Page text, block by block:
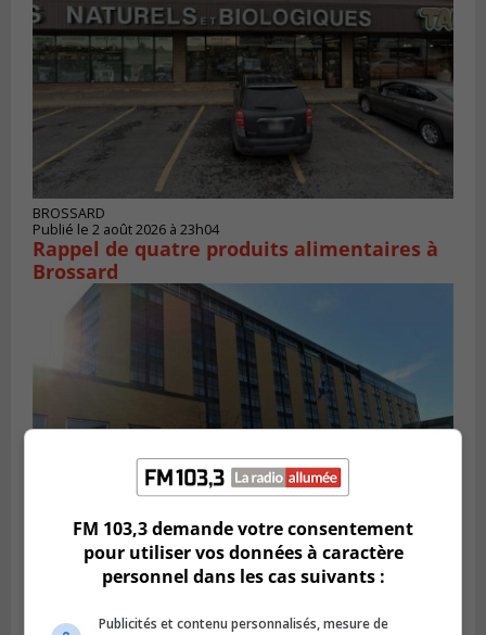
BROSSARD
Publié le 2 août 2026 à 23h04
Rappel de quatre produits alimentaires à
Brossard
GREENFIELD PARK
Publié le 31 juillet 2026 à 16h45
Des firmes de Longueuil vont participer
aux méga-travaux de l’hôpital Charles-
FM 103,3 demande votre consentement
pour utiliser vos données à caractère
personnel dans les cas suivants :
Publicités et contenu personnalisés, mesure de